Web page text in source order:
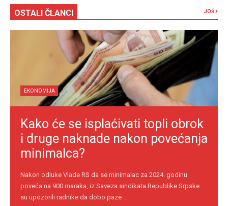
OSTALI ČLANCI JOŠ
EKONOMIJA
Kako će se isplaćivati topli obrok
i druge naknade nakon povećanja
minimalca?
Nakon odluke Vlade RS da se minimalac za 2024. godinu
poveća na 900 maraka, iz Saveza sindikata Republike Srpske
su upozorili radnike da dobo paze ...